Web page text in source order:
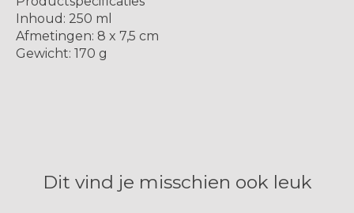
Inhoud: 250 ml
Afmetingen: 8 x 7,5 cm
Gewicht: 170 g
Dit vind je misschien ook leuk